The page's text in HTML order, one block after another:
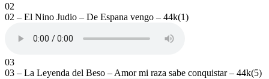
02
02 – El Nino Judio – De Espana vengo – 44k(1)
03
03 – La Leyenda del Beso – Amor mi raza sabe conquistar – 44k(5)